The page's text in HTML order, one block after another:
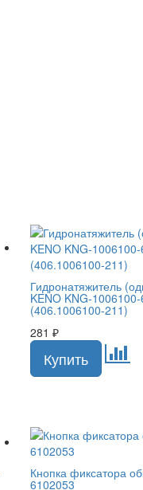
Гидронатяжитель
KENO KNG-1006100-
(406.1006100-211)
281 ₽
Кнопка фиксатора
6102053